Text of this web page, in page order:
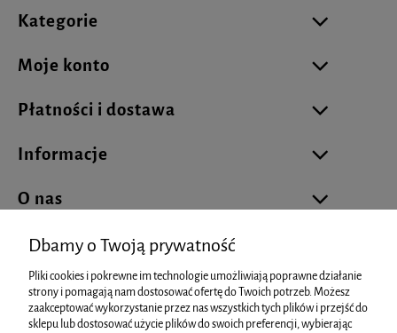
Kategorie
Moje konto
Płatności i dostawa
Informacje
O nas
biuro@cukierniareklamowa.pl
Dbamy o Twoją prywatność
Pliki cookies i pokrewne im technologie umożliwiają poprawne działanie
strony i pomagają nam dostosować ofertę do Twoich potrzeb. Możesz
zaakceptować wykorzystanie przez nas wszystkich tych plików i przejść do
sklepu lub dostosować użycie plików do swoich preferencji, wybierając